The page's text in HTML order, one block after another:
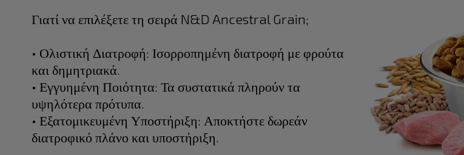
Γιατί να επιλέξετε τη σειρά N&D Ancestral Grain;
• Ολιστική Διατροφή: Ισορροπημένη διατροφή με φρούτα
και δημητριακά.
• Εγγυημένη Ποιότητα: Τα συστατικά πληρούν τα
υψηλότερα πρότυπα.
• Εξατομικευμένη Υποστήριξη: Αποκτήστε δωρεάν
διατροφικό πλάνο και υποστήριξη.